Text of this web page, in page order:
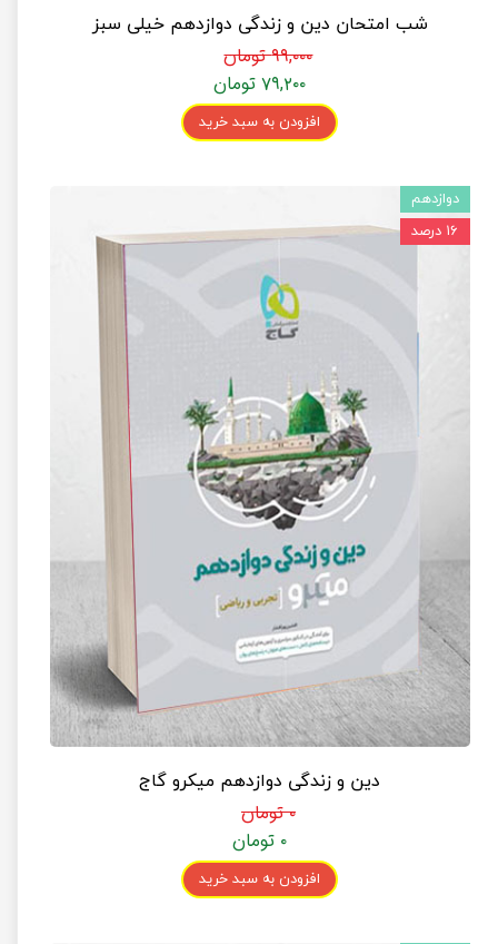
شب امتحان دین و زندگی دوازدهم خیلی سبز
۹۹,۰۰۰ تومان
۷۹,۲۰۰ تومان
افزودن به سبد خرید
دین و زندگی دوازدهم میکرو گاج
۰ تومان
۰ تومان
افزودن به سبد خرید
دوازدهم
۱۶ درصد